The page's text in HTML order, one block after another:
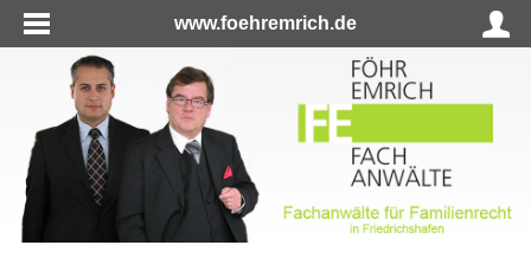
www.foehremrich.de